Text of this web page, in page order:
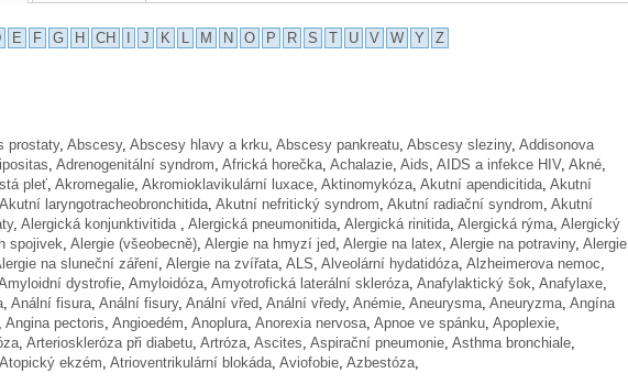
E F G H CH J K L M N O P R S T U V W Y Z
prostaty,Abscesy, Abscesy hlavy a krku, Abscesy pankreatu, Abscesy sleziny, Addisonova
, Adrenogenitální syndrom, Africká horečka, Achalazie, Aids, AIDS a infekce HIV, Akné,
pleť, Akromegalie, Akromioklavikulární luxace, Aktinomykóza, Akutní apendicitida, Akutní
Akutní laryngotracheobronchitida, Akutní nefritický syndrom, Akutní radiační syndrom, Akutní
, Alergická konjunktivitida , Alergická pneumonitida, Alergická rinitida, Alergická rýma, Alergický
spojivek, Alergie (všeobecně), Alergie na hmyzí jed, Alergie na latex, Alergie na potraviny, Alergie
na sluneční záření, Alergie na zvířata, ALS, Alveolární hydatidóza, Alzheimerova nemoc,
dystrofie, Amyloidóza, Amyotrofická laterální skleróza, Anafylaktický šok, Anafylaxe,
, Anální fisura, Anální fisury, Anální vřed, Anální vředy, Anémie, Aneurysma, Aneuryzma, Angína
, Angina pectoris, Angioedém, Anoplura, Anorexia nervosa, Apnoe ve spánku, Apoplexie,
, Arterioskleróza při diabetu, Artróza, Ascites, Aspirační pneumonie, Asthma bronchiale,
Atopický ekzém, Atrioventrikulární blokáda, Aviofobie, Azbestóza,